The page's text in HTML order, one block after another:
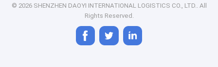
© 2026 SHENZHEN DAOYI INTERNATIONAL LOGISTICS CO., LTD.. All
Rights Reserved.